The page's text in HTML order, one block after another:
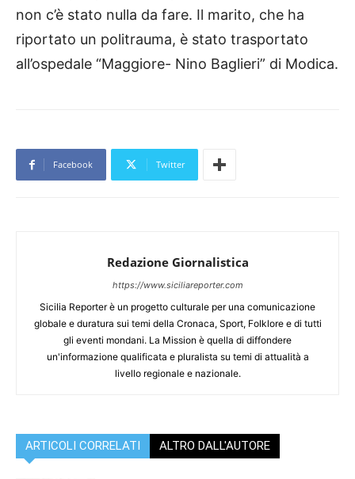
non c’è stato nulla da fare. Il marito, che ha
riportato un politrauma, è stato trasportato
all’ospedale “Maggiore- Nino Baglieri” di Modica.
Facebook Twitter
Redazione Giornalistica
https://www.siciliareporter.com
Sicilia Reporter è un progetto culturale per una comunicazione
globale e duratura sui temi della Cronaca, Sport, Folklore e di tutti
gli eventi mondani. La Mission è quella di diffondere
un'informazione qualificata e pluralista su temi di attualità a
livello regionale e nazionale.
ARTICOLI CORRELATI ALTRO DALL'AUTORE